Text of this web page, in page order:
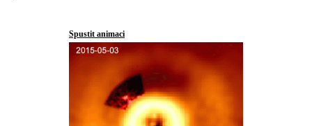
Spustit animaci